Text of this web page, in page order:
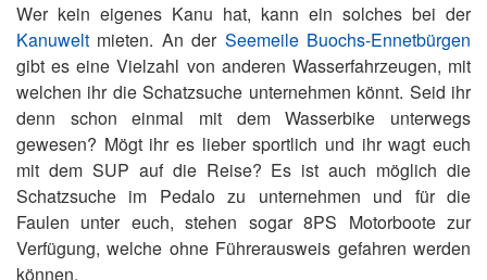
Wer kein eigenes Kanu hat, kann ein solches bei der
Kanuwelt mieten. An der Seemeile Buochs-Ennetbürgen
gibt es eine Vielzahl von anderen Wasserfahrzeugen, mit
welchen ihr die Schatzsuche unternehmen könnt. Seid ihr
denn schon einmal mit dem Wasserbike unterwegs
gewesen? Mögt ihr es lieber sportlich und ihr wagt euch
mit dem SUP auf die Reise? Es ist auch möglich die
Schatzsuche im Pedalo zu unternehmen und für die
Faulen unter euch, stehen sogar 8PS Motorboote zur
Verfügung, welche ohne Führerausweis gefahren werden
können.